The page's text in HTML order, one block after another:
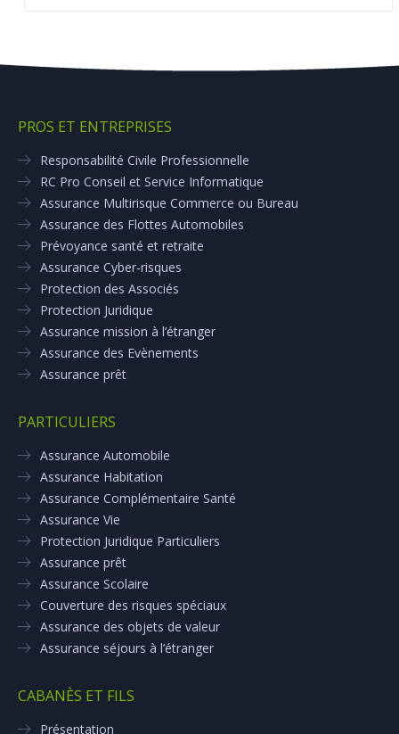
PROS ET ENTREPRISES
Responsabilité Civile Professionnelle
RC Pro Conseil et Service Informatique
Assurance Multirisque Commerce ou Bureau
Assurance des Flottes Automobiles
Prévoyance santé et retraite
Assurance Cyber-risques
Protection des Associés
Protection Juridique
Assurance mission à l’étranger
Assurance des Evènements
Assurance prêt
PARTICULIERS
Assurance Automobile
Assurance Habitation
Assurance Complémentaire Santé
Assurance Vie
Protection Juridique Particuliers
Assurance prêt
Assurance Scolaire
Couverture des risques spéciaux
Assurance des objets de valeur
Assurance séjours à l’étranger
CABANÈS ET FILS
Présentation